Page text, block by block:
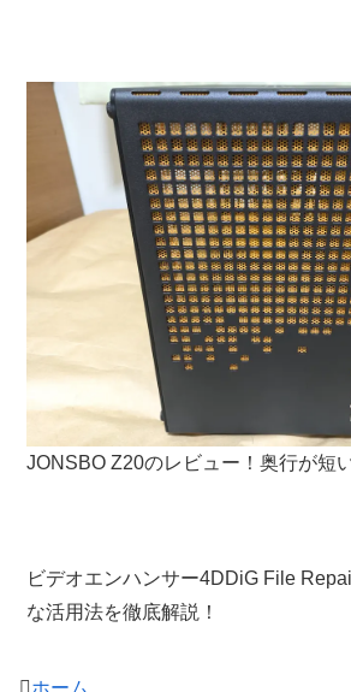
JONSBO Z20のレビュー！奥行が短
ビデオエンハンサー4DDiG File
な活用法を徹底解説！
ホーム